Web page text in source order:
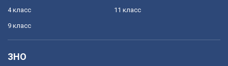
4 класс
9 класс
11 класс
ЗНО